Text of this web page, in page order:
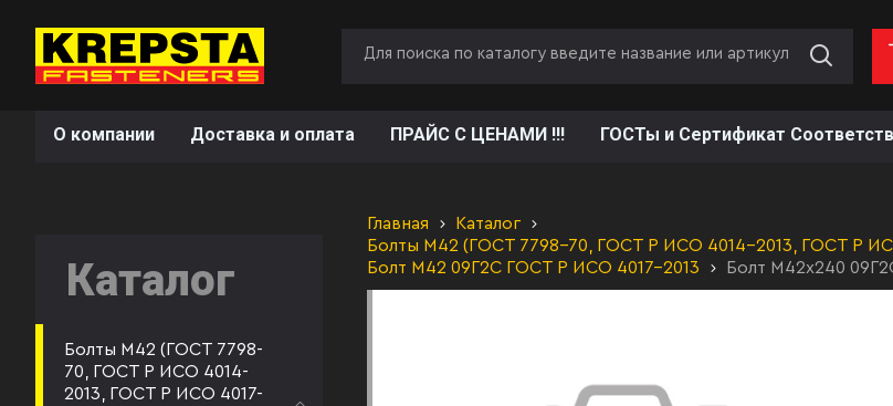
О компании Доставка и оплата ПРАЙС С ЦЕНАМИ !!! ГОСТы и Сертификат
Каталог
Болты М42 (ГОСТ 7798-
70, ГОСТ Р ИСО 4014-
2013, ГОСТ Р ИСО 4017-
Главная
Каталог
Болты М42 (ГОСТ 7798-70, ГОСТ Р ИСО 4014-2013, ГОСТ Р
Болт М42 09Г2С ГОСТ Р ИСО 4017-2013
Болт М42х240